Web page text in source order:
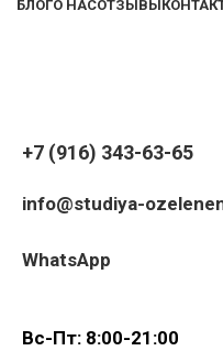
БЛОГО НАСОТЗЫВЫ
+7 (916) 343-63-65
info@studiya-
WhatsApp
Вс-Пт: 8:00-21:00